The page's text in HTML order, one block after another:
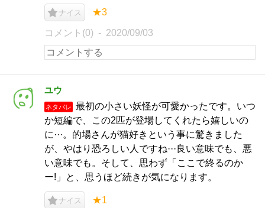
ナイス ★3
コメント(0) 2020/09/03
ユウ
ネタバレ
最初の小さい妖怪が可愛かったです。いつ
か短編で、この2匹が登場してくれたら嬉しいの
に···。的場さんが猫好きという事に驚きました
が、やはり恐ろしい人ですね···良い意味でも、悪
い意味でも。そして、思わず「ここで終るのか
ー!」と、思うほど続きが気になります。
ナイス ★1